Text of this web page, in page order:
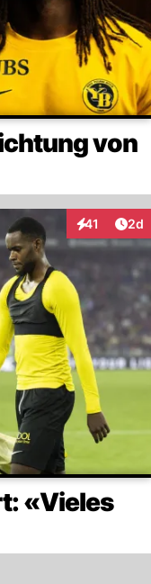
von
41
Interaktionen
2d
«Vieles